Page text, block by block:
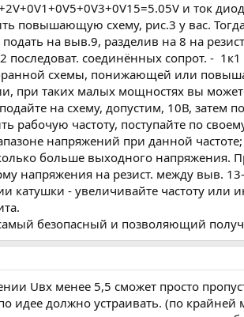
и ток
повышающую схему, рис.3 у вас.
на выв.9, разделив на 8 на
последоват. соединённых сопрот. -
схемы, понижающей или
при таких малых мощностях вы
на схему, допустим, 10В, затем
рабочую частоту, поступайте по
напряжений при данной
больше выходного напряжения.
напряжения на резист. между выв.
катушки - увеличивайте частоту или
безопасный и позволяющий
Uвх менее 5,5 сможет просто
идее должно устраивать. (по крайней